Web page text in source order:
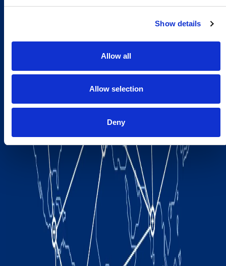
Show details
Allow all
Allow selection
Deny